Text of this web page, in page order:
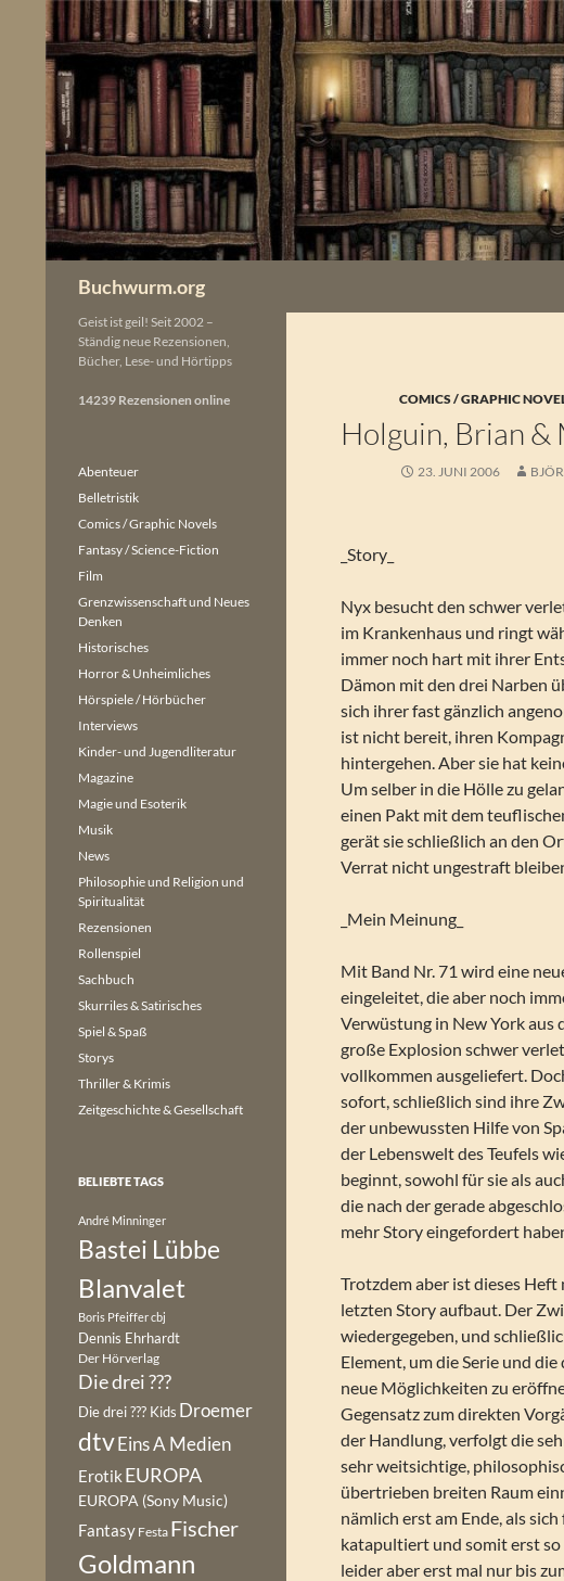
springen
Buchwurm.org
COMICS / GRAPHIC
Holguin, Brian &
23. JUNI 2006
_Story_
Nyx besucht den schwer
im Krankenhaus und ringt
immer noch hart mit ihrer
Dämon mit den drei Narben
sich ihrer fast gänzlich
ist nicht bereit, ihren
hintergehen. Aber sie hat
Um selber in die Hölle zu
einen Pakt mit dem
gerät sie schließlich an den
Verrat nicht ungestraft
_Mein Meinung_
Mit Band Nr. 71 wird eine
eingeleitet, die aber noch
Verwüstung in New York aus
große Explosion schwer
vollkommen ausgeliefert.
sofort, schließlich sind ihre
der unbewussten Hilfe von
der Lebenswelt des Teufels
beginnt, sowohl für sie als
die nach der gerade
mehr Story eingefordert
Trotzdem aber ist dieses
letzten Story aufbaut. Der
wiedergegeben, und
Element, um die Serie und
neue Möglichkeiten zu
Gegensatz zum direkten
der Handlung, verfolgt die
sehr weitsichtige,
übertrieben breiten Raum
nämlich erst am Ende, als
katapultiert und somit erst
leider aber erst mal nur bis
Geist ist geil! Seit 2002 –
Ständig neue Rezensionen,
Bücher, Lese- und Hörtipps
14239 Rezensionen online
Abenteuer
Belletristik
Comics / Graphic Novels
Fantasy / Science-Fiction
Film
Grenzwissenschaft und Neues
Denken
Historisches
Horror & Unheimliches
Hörspiele / Hörbücher
Interviews
Kinder- und Jugendliteratur
Magazine
Magie und Esoterik
Musik
News
Philosophie und Religion und
Spiritualität
Rezensionen
Rollenspiel
Sachbuch
Skurriles & Satirisches
Spiel & Spaß
Storys
Thriller & Krimis
Zeitgeschichte & Gesellschaft
BELIEBTE TAGS
André Minninger
Bastei Lübbe
Blanvalet
Boris Pfeiffercbj
Dennis Ehrhardt
Der Hörverlag
Die drei ???
Die drei ??? Kids Droemer
dtvEins A Medien
Erotik EUROPA
EUROPA (Sony Music)
Fantasy Festa Fischer
Goldmann